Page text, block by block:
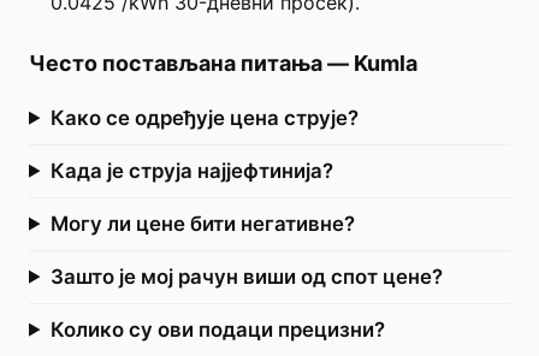
Често постављана питања— Kumla
Како се одређује цена струје?
Када је струја најјефтинија?
Могу ли цене бити негативне?
Зашто је мој рачун виши од спот цене?
Колико су ови подаци прецизни?